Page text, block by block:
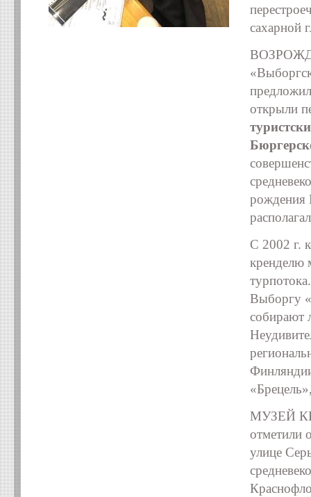
сахарной
открыли
рождения
С 2002 г.
кренделю
Выборгу
собирают
МУЗЕЙ
отметили
улице